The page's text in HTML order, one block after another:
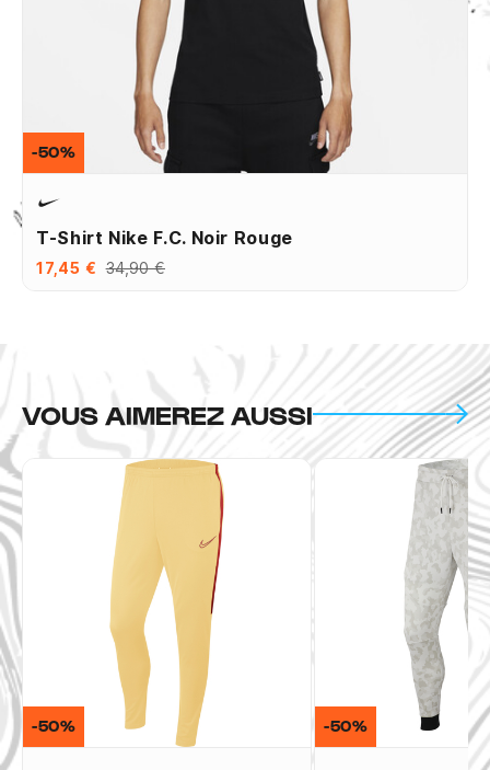
T-Shirt Nike F.C. Noir Rouge
17,45 € 34,90 €
-50%
VOUS AIMEREZ AUSSI
-50% -50%